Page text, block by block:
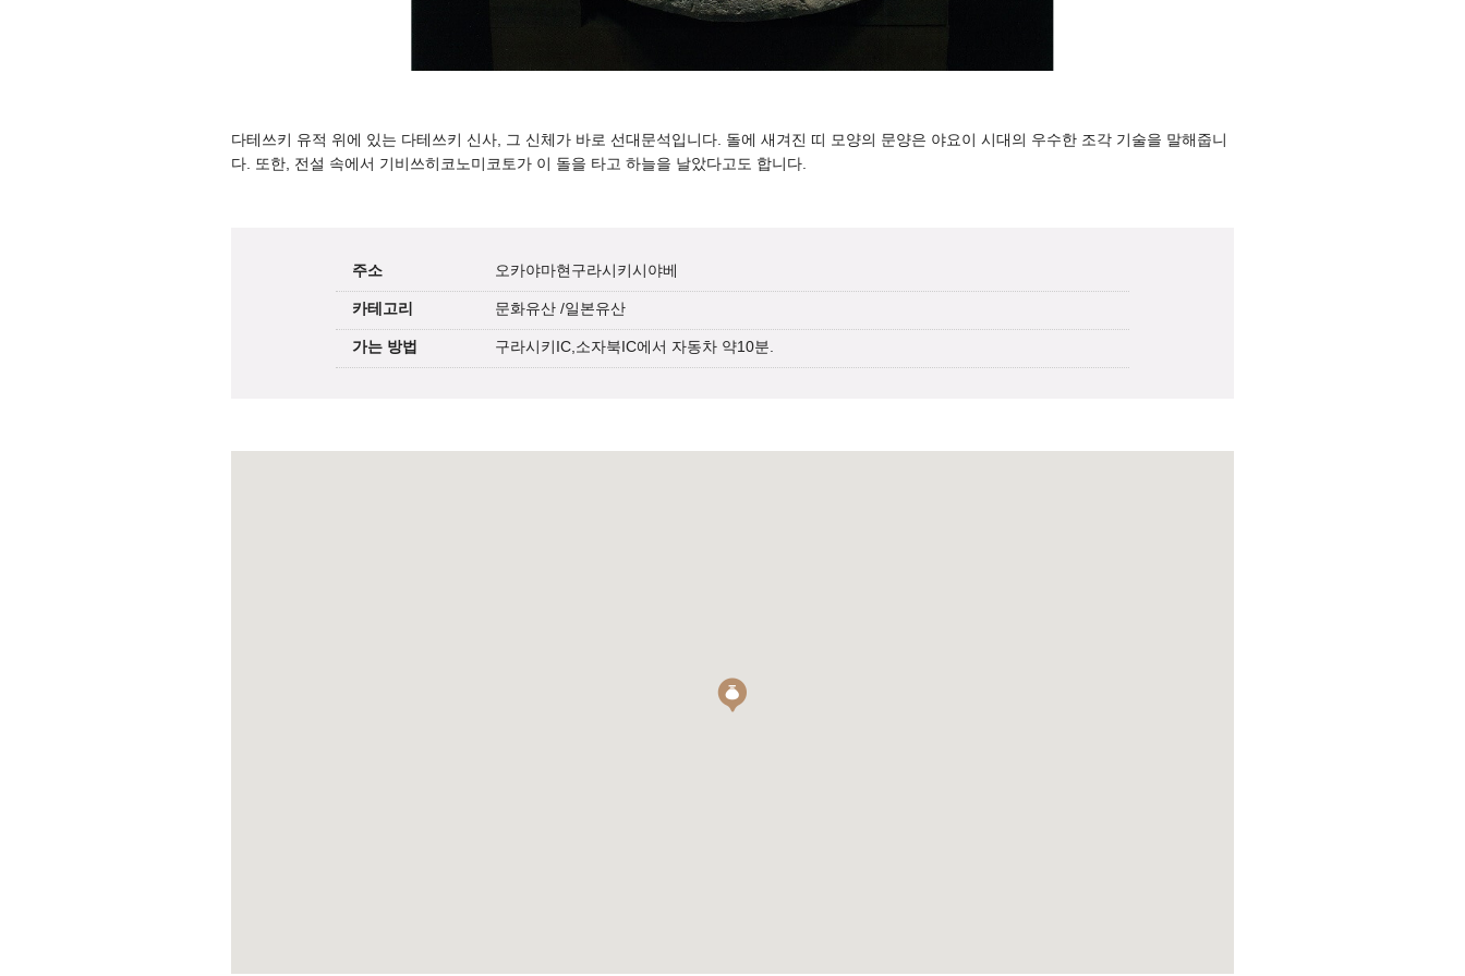
다테쓰키 유적 위에 있는 다테쓰키 신사, 그 신체가 바로 선대문석입니다. 돌에 새겨진 띠 모양의 문양은 야요이 시대의 우수한 조각 기술을 말해줍니
다. 또한, 전설 속에서 기비쓰히코노미코토가 이 돌을 타고 하늘을 날았다고도 합니다.
주소 오카야마현구라시키시야베
카테고리 문화유산 /일본유산
가는 방법 구라시키IC,소자북IC에서 자동차 약10분.